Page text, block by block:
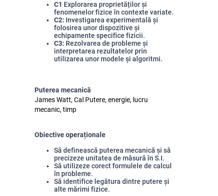
C1 Explorarea proprietăților și
fenomenelor fizice în contexte variate.
C2: Investigarea experimentală și
folosirea unor dispozitive și
echipamente specifice fizicii.
C3: Rezolvarea de probleme și
interpretarea rezultatelor prin
utilizarea unor modele și algoritmi.
Puterea mecanică
James Watt, Cal Putere, energie, lucru
mecanic, timp
Obiective operaționale
Să definească puterea mecanică și să
precizeze unitatea de măsură în S.I.
Să utilizeze corect formulele de calcul
în probleme.
Să identifice legătura dintre putere și
alte mărimi fizice.